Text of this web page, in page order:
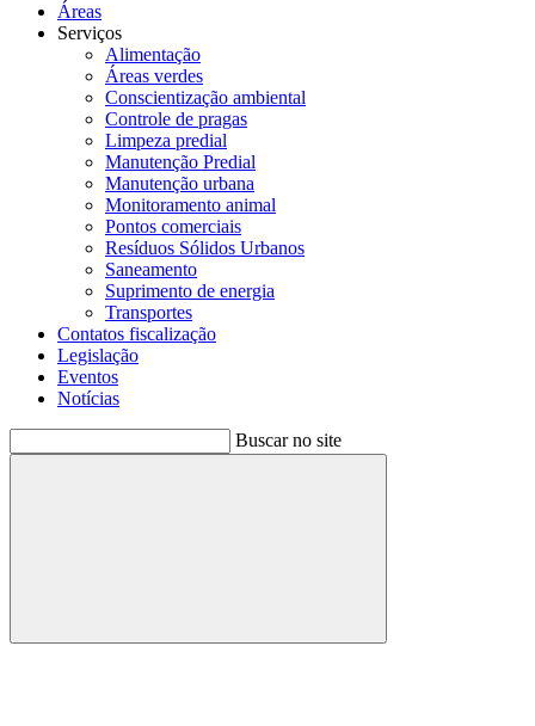
Áreas
Serviços
Alimentação
Áreas verdes
Conscientização ambiental
Controle de pragas
Limpeza predial
Manutenção Predial
Manutenção urbana
Monitoramento animal
Pontos comerciais
Resíduos Sólidos Urbanos
Saneamento
Suprimento de energia
Transportes
Contatos fiscalização
Legislação
Eventos
Notícias
Buscar no site
Buscar